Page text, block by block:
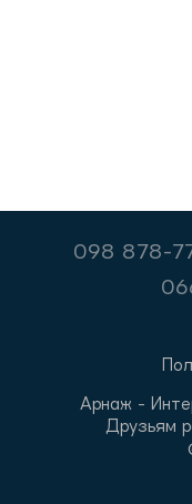
098 878-
Арнаж -
Друзьям